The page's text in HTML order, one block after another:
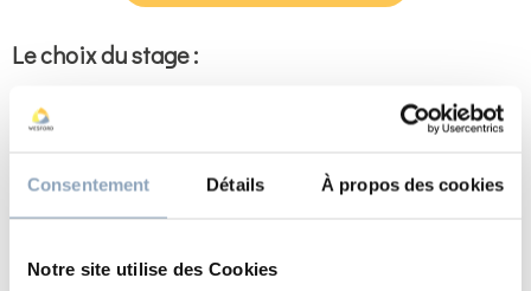
Consentement Détails À propos des cookies
Notre site utilise des Cookies
Le choix du stage :
Les étudiants Wesford à la recherche d’un stage sont en
formation sur le même rythme que les alternants.
Leur rythme est donc partagé entre les périodes de formation
et les périodes en stages obligatoires en entreprise.
obligatoires dans le programme, si l’étudiant n’est pas en